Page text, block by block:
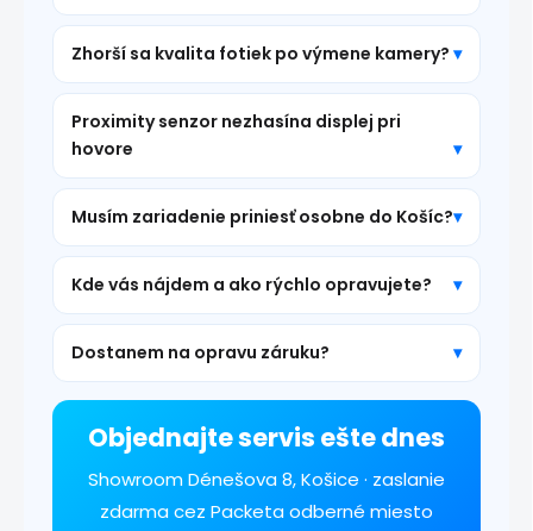
Zhorší sa kvalita fotiek po výmene kamery?
Proximity senzor nezhasína displej pri
hovore
Musím zariadenie priniesť osobne do Košíc?
Kde vás nájdem a ako rýchlo opravujete?
Dostanem na opravu záruku?
Objednajte servis ešte dnes
Showroom Dénešova 8, Košice · zaslanie
zdarma cez Packeta odberné miesto